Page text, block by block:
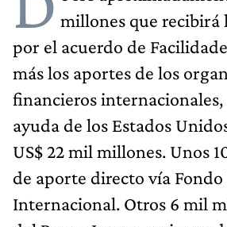
millones que recibirá
por el acuerdo de
más los aportes de los
financieros internacionales,
ayuda de los Estados
US$ 22 mil millones. Unos
de aporte directo vía
Internacional. Otros 6 mil